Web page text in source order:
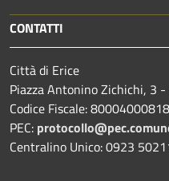
CONTATTI
Città di Erice
Piazza Antonino Zichichi, 3
Codice Fiscale: 80004000818
PEC:
Centralino Unico: 0923